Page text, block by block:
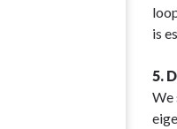
is
5.
We